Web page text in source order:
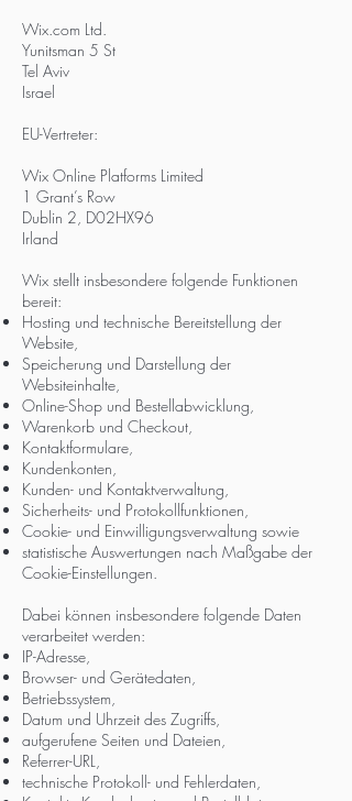
Wix.com Ltd.
Yunitsman 5 St
Tel Aviv
Israel
EU-Vertreter:
Wix Online Platforms Limited
1 Grant’s Row
Dublin 2, D02HX96
Irland
Wix stellt insbesondere folgende Funktionen
bereit:
Hosting und technische Bereitstellung der
Website,
Speicherung und Darstellung der
Websiteinhalte,
Online-Shop und Bestellabwicklung,
Warenkorb und Checkout,
Kontaktformulare,
Kundenkonten,
Kunden- und Kontaktverwaltung,
Sicherheits- und Protokollfunktionen,
Cookie- und Einwilligungsverwaltung sowie
statistische Auswertungen nach Maßgabe der
Cookie-Einstellungen.
Dabei können insbesondere folgende Daten
verarbeitet werden:
IP-Adresse,
Browser- und Gerätedaten,
Betriebssystem,
Datum und Uhrzeit des Zugriffs,
aufgerufene Seiten und Dateien,
Referrer-URL,
technische Protokoll- und Fehlerdaten,